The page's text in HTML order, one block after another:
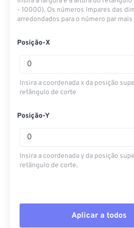
- 10000). Os números ímpares das
arredondados para o número par
Posição-X
Insira a coordenada x da posição
retângulo de corte
Posição-Y
Insira a coordenada y da posição
retângulo de corte.
Aplicar a todos